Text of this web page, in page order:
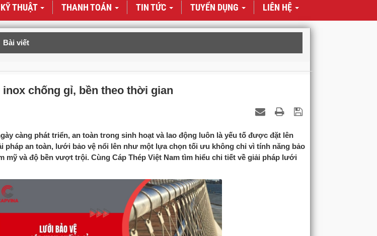
THUẬT THANH TOÁN TIN TỨC TUYỂN DỤNG LIÊN HỆ
Bài viết
chống gỉ, bền theo thời gian
càng phát triển, an toàn trong sinh hoạt và lao động luôn là yếu tố được đặt lên
pháp an toàn, lưới bảo vệ nổi lên như một lựa chọn tối ưu không chỉ vì tính năng bảo
mỹ và độ bền vượt trội. Cùng Cáp Thép Việt Nam tìm hiểu chi tiết về giải pháp lưới